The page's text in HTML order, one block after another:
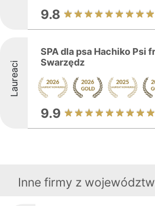
9.8
Laureaci
SPA dla psa Hachiko Psi
Swarzędz
9.9
Inne firmy z